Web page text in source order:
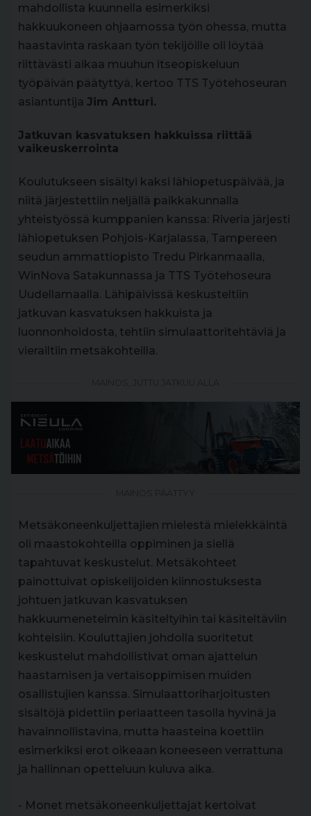
mahdollista kuunnella esimerkiksi
hakkuukoneen ohjaamossa työn ohessa, mutta
haastavinta raskaan työn tekijöille oli löytää
riittävästi aikaa muuhun itseopiskeluun
työpäivän päätyttyä, kertoo TTS Työtehoseuran
asiantuntija Jim Antturi.
Jatkuvan kasvatuksen hakkuissa riittää
vaikeuskerrointa
Koulutukseen sisältyi kaksi lähiopetuspäivää, ja
niitä järjestettiin neljällä paikkakunnalla
yhteistyössä kumppanien kanssa: Riveria järjesti
lähiopetuksen Pohjois-Karjalassa, Tampereen
seudun ammattiopisto Tredu Pirkanmaalla,
WinNova Satakunnassa ja TTS Työtehoseura
Uudellamaalla. Lähipäivissä keskusteltiin
jatkuvan kasvatuksen hakkuista ja
luonnonhoidosta, tehtiin simulaattoritehtäviä ja
vierailtiin metsäkohteilla.
Metsäkoneenkuljettajien mielestä mielekkäintä
oli maastokohteilla oppiminen ja siellä
tapahtuvat keskustelut. Metsäkohteet
painottuivat opiskelijoiden kiinnostuksesta
johtuen jatkuvan kasvatuksen
hakkuumenetelmin käsiteltyihin tai käsiteltäviin
kohteisiin. Kouluttajien johdolla suoritetut
keskustelut mahdollistivat oman ajattelun
haastamisen ja vertaisoppimisen muiden
osallistujien kanssa. Simulaattoriharjoitusten
sisältöjä pidettiin periaatteen tasolla hyvinä ja
havainnollistavina, mutta haasteina koettiin
esimerkiksi erot oikeaan koneeseen verrattuna
ja hallinnan opetteluun kuluva aika.
- Monet metsäkoneenkuljettajat kertoivat